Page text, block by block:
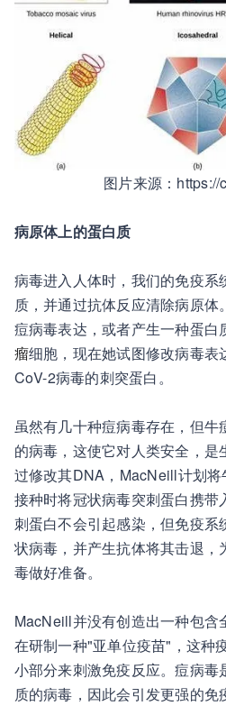
图片来源：
病原体上的蛋白质
病毒进入人体时，我们的免疫系
质，并通过抗体反应清除病原
痘病毒表达，或者产生一种蛋白
瘤细胞，现在她试图修改病毒
CoV-2病毒的刺突蛋白。
虽然有几十种痘病毒存在，但牛
的病毒，这使它对人类安全，是
过修改其DNA，MacNeill计划将
接种时将冠状病毒突刺蛋白携带
刺蛋白不会引起感染，但免疫系
状病毒，并产生抗体将其击退，
毒做好准备。
MacNeill并没有创造出一种包含
在研制一种"亚单位疫苗"，这种
小部分来刺激免疫反应。痘病毒
质的病毒，因此会引发更强的免